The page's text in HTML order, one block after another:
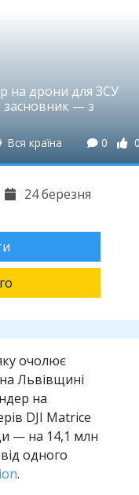
на дрони для ЗСУ
засновник — з
Вся країна 0
24 березня
очолює
Львівщині
на
DJI Matrice
— на 14,1 млн
одного
.